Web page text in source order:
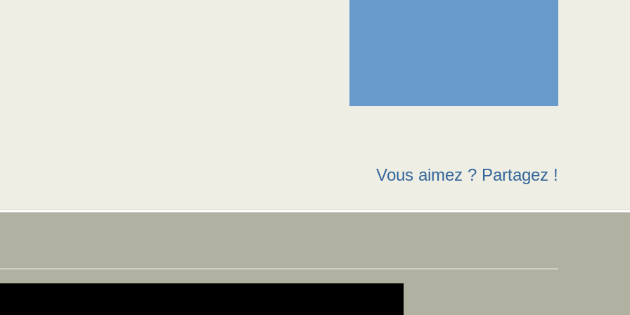
Vous aimez ? Partagez !